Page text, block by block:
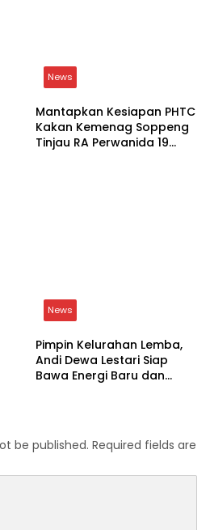
News
Mantapkan Kesiapan PHTC
Kakan Kemenag Soppeng
Tinjau RA Perwanida 19
News
Pimpin Kelurahan Lemba,
Andi Dewa Lestari Siap
Bawa Energi Baru dan
be published. Required fields are